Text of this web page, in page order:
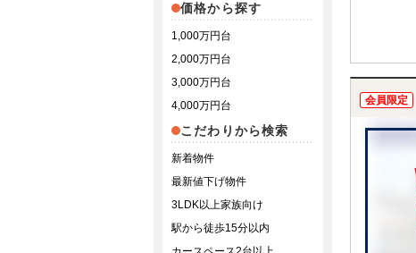
会員限定
価格から探す
1,000万円台
2,000万円台
3,000万円台
4,000万円台
こだわりから検索
新着物件
最新値下げ物件
3LDK以上家族向け
駅から徒歩15分以内